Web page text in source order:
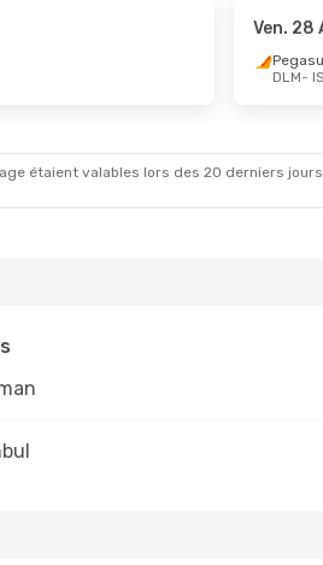
Ven. 28
DLM-
étaient valables lors des 20 derniers